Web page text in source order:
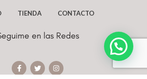
TIENDA CONTACTO
en las Redes